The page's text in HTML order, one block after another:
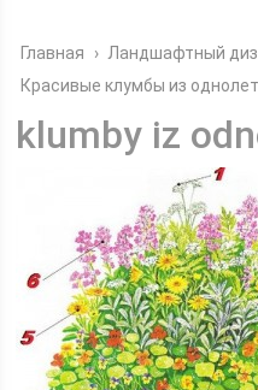
Главная › Ландшафтный
Красивые клумбы из
klumby iz